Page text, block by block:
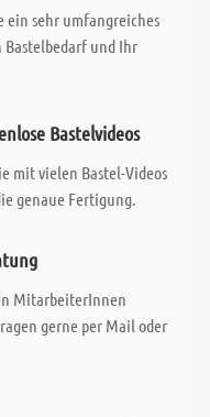
ein sehr umfangreiches
und Ihr
Bastelvideos
mit vielen Bastel-Videos
genaue Fertigung.
MitarbeiterInnen
gerne per Mail oder